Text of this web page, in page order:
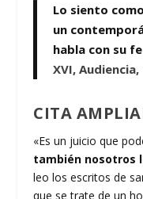
Lo siento
un
habla con su
XVI,
CITA
«Es un juicio que
también nosotros
leo los escritos de
que se trate de un